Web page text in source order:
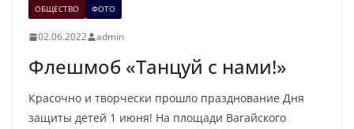
ОБЩЕСТВО ФОТО
02.06.2022 admin
Флешмоб «Танцуй с нами!»
Красочно и творчески прошло празднование Дня
защиты детей 1 июня! На площади Вагайского